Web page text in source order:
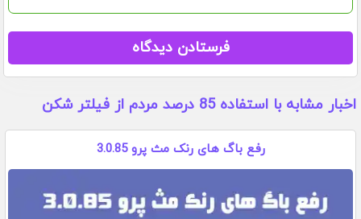
اخبار مشابه با استفاده 85 درصد مردم از فیلتر شکن
رفع باگ های رنک مث پرو 3.0.85